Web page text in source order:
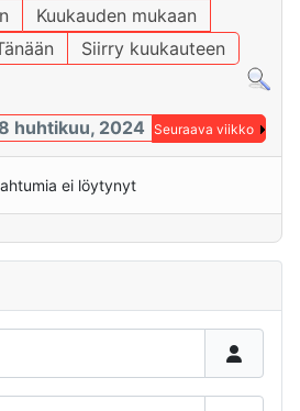
Kuukauden mukaan
Siirry kuukauteen
huhtikuu, 2024 Seuraava viikko
ei löytynyt